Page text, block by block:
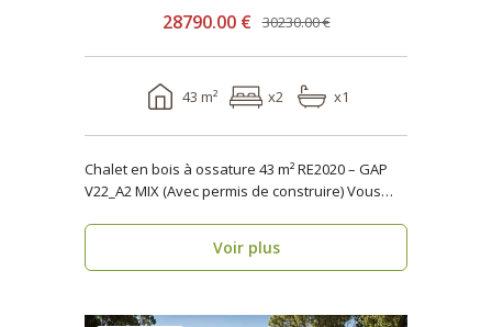
28790.00 € 30230.00 €
43 m² x2 x1
Chalet en bois à ossature 43 m² RE2020 – GAP
V22_A2 MIX (Avec permis de construire) Vous
Voir plus